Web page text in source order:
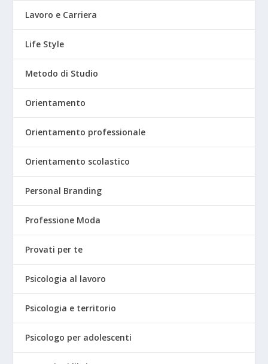
Lavoro e Carriera
Life Style
Metodo di Studio
Orientamento
Orientamento professionale
Orientamento scolastico
Personal Branding
Professione Moda
Provati per te
Psicologia al lavoro
Psicologia e territorio
Psicologo per adolescenti